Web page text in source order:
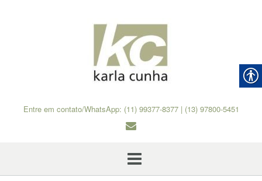
Entre em contato/WhatsApp: (11) 99377-8377 | (13) 97800-5451